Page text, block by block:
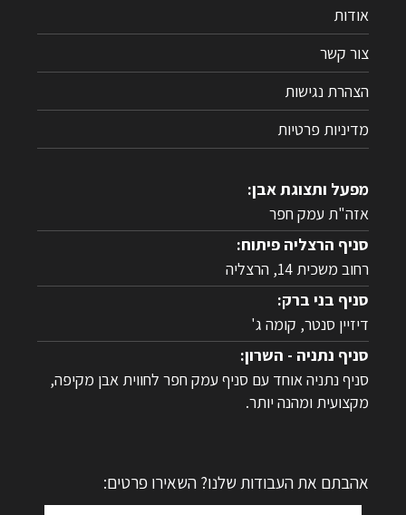
אודות
צור קשר
הצהרת נגישות
מדיניות פרטיות
מפעל ותצוגת אבן:
אזה"ת עמק חפר
סניף הרצליה פיתוח:
רחוב משכית 14, הרצליה
סניף בני ברק:
דיזיין סנטר, קומה ג'
סניף נתניה - השרון:
סניף נתניה אוחד עם סניף עמק חפר לחווית אבן מקיפה,
מקצועית ומהנה יותר.
אהבתם את העבודות שלנו? השאירו פרטים: